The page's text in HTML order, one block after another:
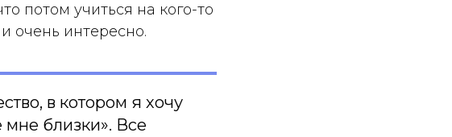
потом учиться на кого-то
очень интересно.
в котором я хочу
мне близки». Все